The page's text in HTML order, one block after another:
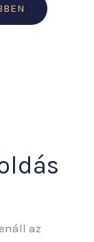
az